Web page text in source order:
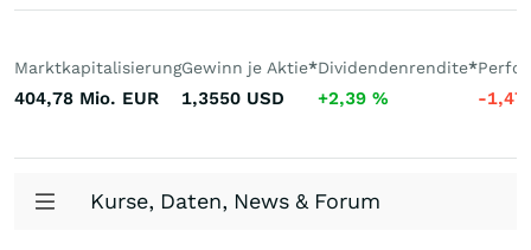
Marktkapitalisierung
404,78 Mio. EUR
Gewinn je Aktie*
1,3550 USD
Dividendenrendite*
+2,39 % -1,47
Kurse, Daten, News & Forum